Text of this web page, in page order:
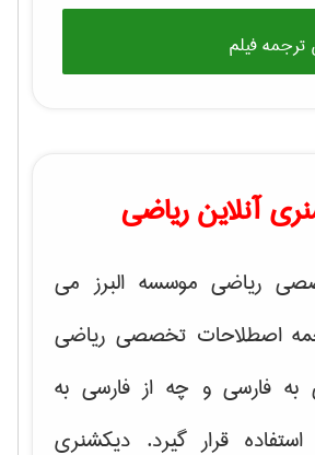
فیلم
آنلاین ریاضی
ریاضی موسسه البرز می
اصطلاحات تخصصی ریاضی
به فارسی و چه از فارسی به
قرار گیرد. دیکشنری